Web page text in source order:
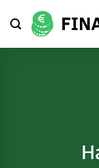
Inhalt
springen